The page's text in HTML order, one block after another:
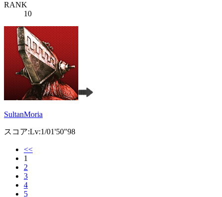
RANK
10
SultanMoria
スコア:Lv:1/01'50"98
<<
1
2
3
4
5